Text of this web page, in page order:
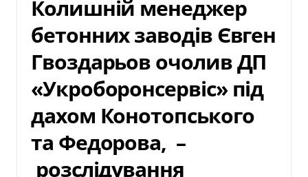
Колишній менеджер
бетонних заводів Євген
Гвоздарьов очолив ДП
«Укроборонсервіс» під
дахом Конотопського
та Федорова, –
розслідування